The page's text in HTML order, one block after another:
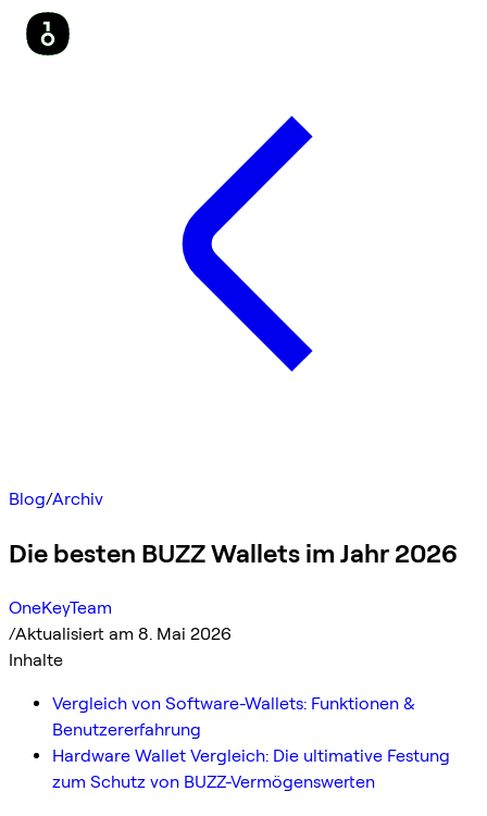
Blog/Archiv
Die besten BUZZ Wallets im Jahr 2026
OneKeyTeam
/Aktualisiert am 8. Mai 2026
Inhalte
Vergleich von Software-Wallets: Funktionen &
Benutzererfahrung
Hardware Wallet Vergleich: Die ultimative Festung
zum Schutz von BUZZ-Vermögenswerten